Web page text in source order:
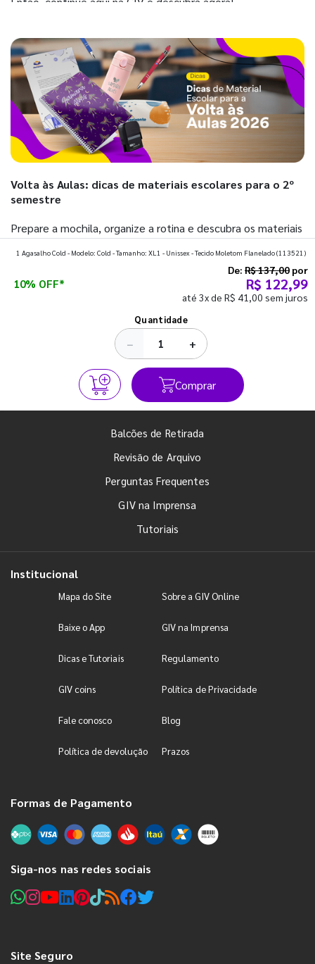
Volta às Aulas: dicas de materiais escolares para o 2º
semestre
Prepare a mochila, organize a rotina e descubra os materiais
que fazem toda diferença para começar o segundo
1 Agasalho Cold - Modelo: Cold - Tamanho: XL1 - Unissex - Tecido Moletom Flanelado(113521)
10% OFF*
De: R$ 137,00 por
R$ 122,99
até 3x de R$ 41,00 sem juros
Quantidade
− +
Comprar
Balcões de Retirada
Revisão de Arquivo
Perguntas Frequentes
GIV na Imprensa
Tutoriais
Institucional
Mapa do Site Sobre a GIV Online
Baixe o App GIV na Imprensa
Dicas e Tutoriais Regulamento
GIV coins Política de Privacidade
Fale conosco Blog
Política de devolução Prazos
Formas de Pagamento
Siga-nos nas redes sociais
Site Seguro